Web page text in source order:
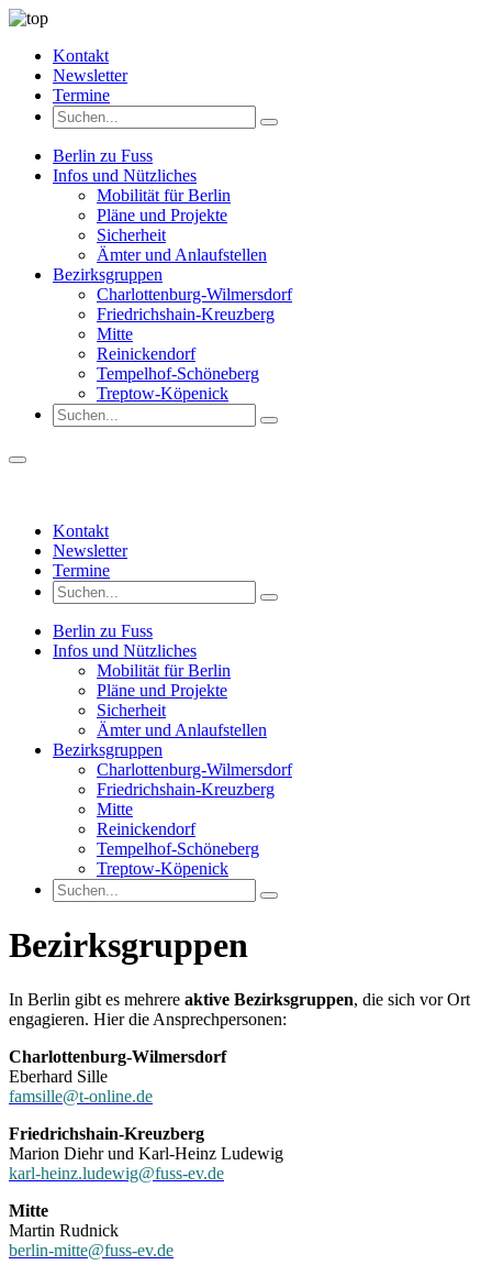
Kontakt
Newsletter
Termine
Berlin zu Fuss
Infos und Nützliches
Mobilität für Berlin
Pläne und Projekte
Sicherheit
Ämter und Anlaufstellen
Bezirksgruppen
Charlottenburg-Wilmersdorf
Friedrichshain-Kreuzberg
Mitte
Reinickendorf
Tempelhof-Schöneberg
Treptow-Köpenick
Kontakt
Newsletter
Termine
Berlin zu Fuss
Infos und Nützliches
Mobilität für Berlin
Pläne und Projekte
Sicherheit
Ämter und Anlaufstellen
Bezirksgruppen
Charlottenburg-Wilmersdorf
Friedrichshain-Kreuzberg
Mitte
Reinickendorf
Tempelhof-Schöneberg
Treptow-Köpenick
Bezirksgruppen
In Berlin gibt es mehrere aktive Bezirksgruppen, die sich vor Ort
engagieren. Hier die Ansprechpersonen:
Charlottenburg-Wilmersdorf
Eberhard Sille
famsille@t-online.de
Friedrichshain-Kreuzberg
Marion Diehr und Karl-Heinz Ludewig
karl-heinz.ludewig@fuss-ev.de
Mitte
Martin Rudnick
berlin-mitte@fuss-ev.de